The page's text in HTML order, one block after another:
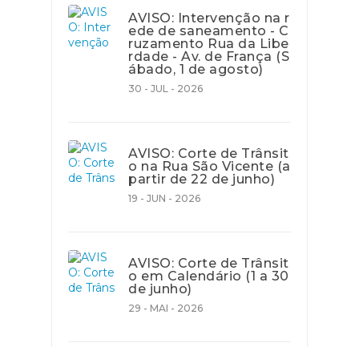
AVISO: Intervenção na r
ede de saneamento - C
ruzamento Rua da Libe
rdade - Av. de França (S
ábado, 1 de agosto)
30 - JUL - 2026
AVISO: Corte de Trânsit
o na Rua São Vicente (a
partir de 22 de junho)
19 - JUN - 2026
AVISO: Corte de Trânsit
o em Calendário (1 a 30
de junho)
29 - MAI - 2026